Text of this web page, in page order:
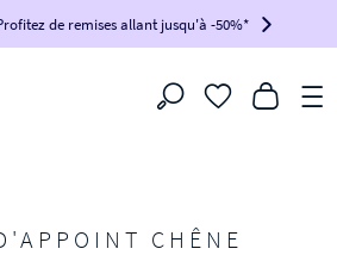
sur votre commande !
BIKINI100
en bas de page-
de remises allant jusqu'à -50%*
Filtrer
CHÊNE